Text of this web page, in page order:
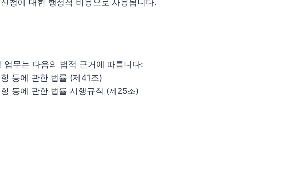
청에 대한 행정적 비용으로 사용됩니다.
업무는 다음의 법적 근거에 따릅니다:
등에 관한 법률 (제41조)
등에 관한 법률 시행규칙 (제25조)